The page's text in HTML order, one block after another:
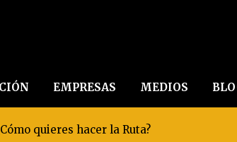
EMPRESAS MEDIOS
quieres hacer la Ruta?